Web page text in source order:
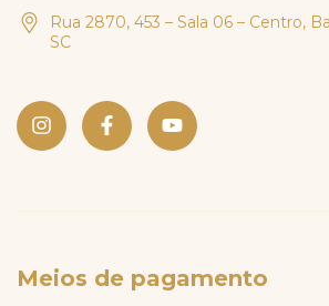
Rua 2870, 453 – Sala 06 – Centro,
SC
Meios de pagamento